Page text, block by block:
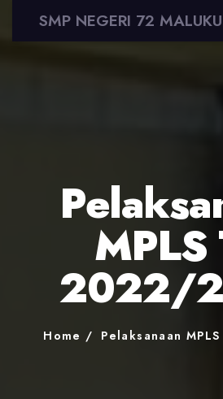
SMP NEGERI 72
MPLS
2022/
Home Pelaksanaan